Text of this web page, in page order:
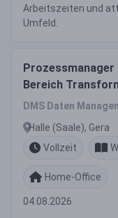
Arbeitszeiten und
Umfeld.
Prozessmanager
Bereich
DMS Daten
Halle (Saale), Gera
Vollzeit
Home-Office
04.08.2026